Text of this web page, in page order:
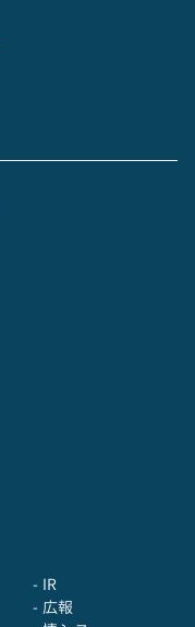
ト
連携)
ション改善
類、有価証券報告書
ンス強化・プロジ
ト企業会計
目線でのエネルギ
ートアップです。
け電力リバースオー
引サービスや、太
選定支援サービスを
とコンサルティン
ーション提供が特
ョンサービスの取
どの急成長を遂げ
潤滑油です。今後の
- IR
- 広報